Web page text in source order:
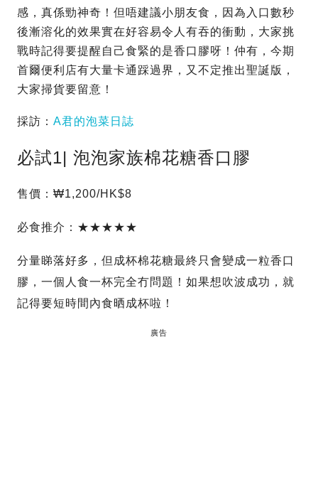
感，真係勁神奇！但唔建議小朋友食，因為入口數秒
後漸溶化的效果實在好容易令人有吞的衝動，大家挑
戰時記得要提醒自己食緊的是香口膠呀！仲有，今期
首爾便利店有大量卡通踩過界，又不定推出聖誕版，
大家掃貨要留意！
採訪： A君的泡菜日誌
必試1| 泡泡家族棉花糖香口膠
售價：₩1,200/HK$8
必食推介：★★★★★
分量睇落好多，但成杯棉花糖最終只會變成一粒香口
膠，一個人食一杯完全冇問題！如果想吹波成功，就
記得要短時間內食晒成杯啦！
廣告